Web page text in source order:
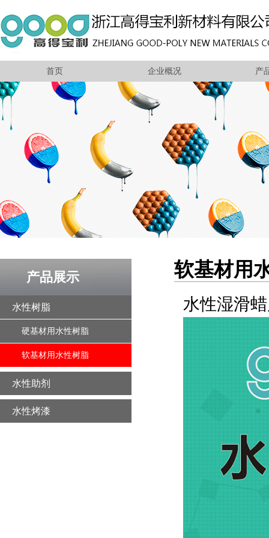
首页 企业概况 产
产品展示
水性树脂
硬基材用水性树脂
软基材用水性树脂
水性助剂
水性烤漆
软基材用
水性湿滑